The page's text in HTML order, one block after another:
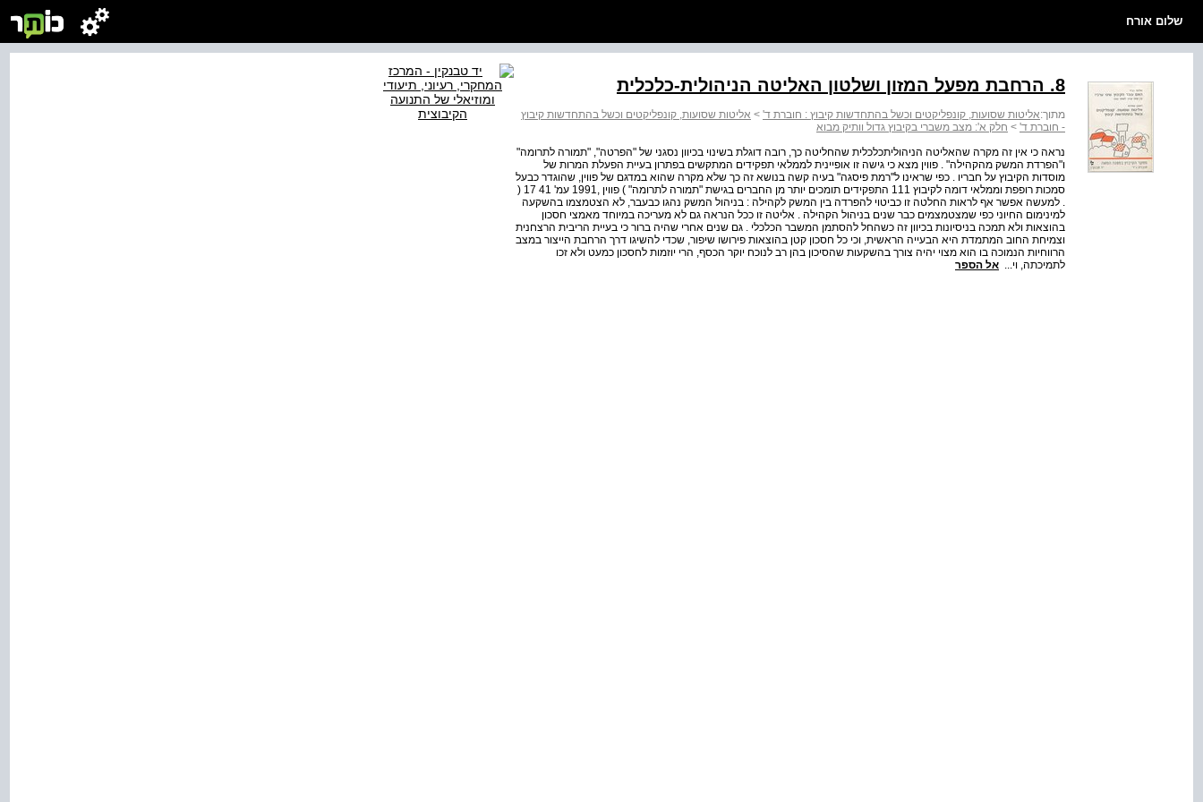
שלום אורח
8. הרחבת מפעל המזון ושלטון האליטה הניהולית-כלכלית
מתוך:אליטות שסועות, קונפליקטים וכשל בהתחדשות קיבוץ : חוברת ד' > אליטות שסועות, קונפליקטים וכשל בהתחדשות קיבוץ
- חוברת ד' > חלק א': מצב משברי בקיבוץ גדול וותיק מבוא
נראה כי אין זה מקרה שהאליטה הניהולית­כלכלית שהחליטה כך, רובה דוגלת בשינוי בכיוון נסגני של "הפרטה", "תמורה לתרומה"
ו"הפרדת המשק מהקהילה" . פווין מצא כי גישה זו אופיינית לממלאי תפקידים המתקשים בפתרון בעיית הפעלת המרות של
מוסדות הקיבוץ על חבריו . כפי שראינו ל''רמת פיסגה" בעיה קשה בנושא זה כך שלא מקרה שהוא במדגם של פווין, שהוגדר כבעל
סמכות רופפת וממלאי דומה לקיבוץ 111 התפקידים תומכים יותר מן החברים בגישת "תמורה לתרומה" ) פווין ,1991 עמ' 41­ 17 (
. למעשה אפשר אף לראות החלטה זו כביטוי להפרדה בין המשק לקהילה : בניהול המשק נהגו כבעבר, לא הצטמצמו בהשקעה
למינימום החיוני כפי שמצטמצמים כבר שנים בניהול הקהילה . אליטה זו ככל הנראה גם לא מעריכה במיוחד מאמצי חסכון
בהוצאות ולא תמכה בניסיונות בכיוון זה כשהחל להסתמן המשבר הכלכלי . גם שנים אחרי שהיה ברור כי בעיית הריבית הרצחנית
וצמיחת החוב המתמדת היא הבעייה הראשית, וכי כל חסכון קטן בהוצאות פירושו שיפור, שכדי להשיגו דרך הרחבת הייצור במצב
הרווחיות הנמוכה בו הוא מצוי יהיה צורך בהשקעות שהסיכון בהן רב לנוכח יוקר הכסף, הרי יוזמות לחסכון כמעט ולא זכו
לתמיכתה, וי... אל הספר